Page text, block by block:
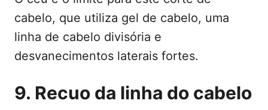
cabelo, que utiliza gel de cabelo, uma
linha de cabelo divisória e
desvanecimentos laterais fortes.
9. Recuo da linha do cabelo